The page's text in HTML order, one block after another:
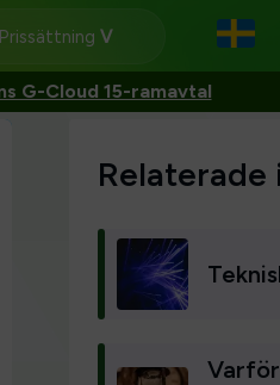
Prissättning
G-Cloud 15-ramavtal
Relaterade